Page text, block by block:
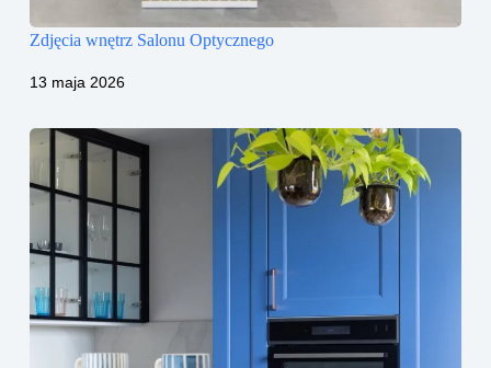
Zdjęcia wnętrz Salonu Optycznego
13 maja 2026